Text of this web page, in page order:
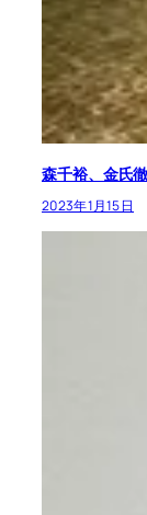
森千裕、金氏
2023年1月15日